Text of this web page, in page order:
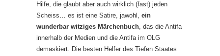
Hilfe, die glaubt aber auch wirklich (fast) jeden
Scheiss… es ist eine Satire, jawohl, ein
wunderbar witziges Märchenbuch, das die Antifa
innerhalb der Medien und die Antifa im OLG
demaskiert. Die besten Helfer des Tiefen Staates